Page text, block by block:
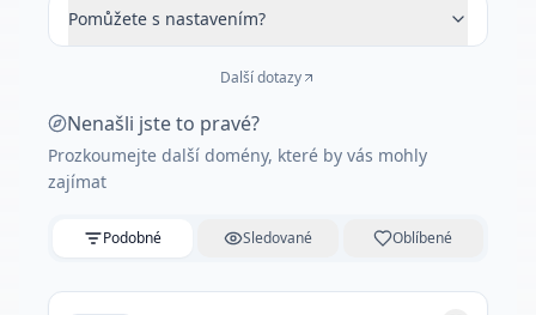
Pomůžete s nastavením?
Další dotazy
Nenašli jste to pravé?
Prozkoumejte další domény, které by vás mohly
zajímat
Podobné Sledované Oblíbené